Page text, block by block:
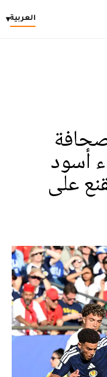
العربية▾
الصحافة
أسود
على